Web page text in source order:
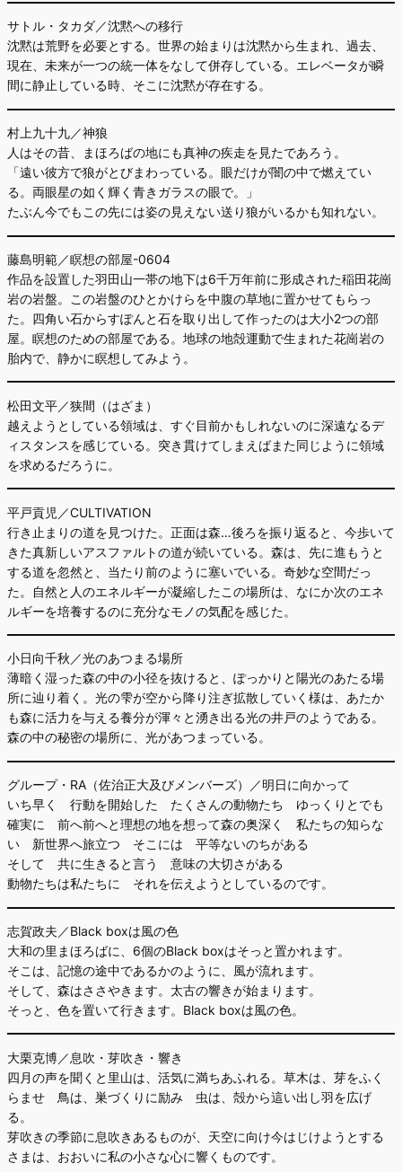
サトル・タカダ／沈黙への移行
沈黙は荒野を必要とする。世界の始まりは沈黙から生まれ、過去、
現在、未来が一つの統一体をなして併存している。エレベータが瞬
間に静止している時、そこに沈黙が存在する。
村上九十九／神狼
人はその昔、まほろばの地にも真神の疾走を見たであろう。
「遠い彼方で狼がとびまわっている。眼だけが闇の中で燃えてい
る。両眼星の如く輝く青きガラスの眼で。」
たぶん今でもこの先には姿の見えない送り狼がいるかも知れない。
藤島明範／瞑想の部屋-0604
作品を設置した羽田山一帯の地下は6千万年前に形成された稲田花崗
岩の岩盤。この岩盤のひとかけらを中腹の草地に置かせてもらっ
た。四角い石からすぽんと石を取り出して作ったのは大小2つの部
屋。瞑想のための部屋である。地球の地殻運動で生まれた花崗岩の
胎内で、静かに瞑想してみよう。
松田文平／狭間（はざま）
越えようとしている領域は、すぐ目前かもしれないのに深遠なるデ
ィスタンスを感じている。突き貫けてしまえばまた同じように領域
を求めるだろうに。
平戸貢児／CULTIVATION
行き止まりの道を見つけた。正面は森…後ろを振り返ると、今歩いて
きた真新しいアスファルトの道が続いている。森は、先に進もうと
する道を忽然と、当たり前のように塞いでいる。奇妙な空間だっ
た。自然と人のエネルギーが凝縮したこの場所は、なにか次のエネ
ルギーを培養するのに充分なモノの気配を感じた。
小日向千秋／光のあつまる場所
薄暗く湿った森の中の小径を抜けると、ぽっかりと陽光のあたる場
所に辿り着く。光の雫が空から降り注ぎ拡散していく様は、あたか
も森に活力を与える養分が渾々と湧き出る光の井戸のようである。
森の中の秘密の場所に、光があつまっている。
グループ・RA（佐治正大及びメンバーズ）／明日に向かって
いち早く 行動を開始した たくさんの動物たち ゆっくりとでも
確実に 前へ前へと理想の地を想って森の奥深く 私たちの知らな
い 新世界へ旅立つ そこには 平等ないのちがある
そして 共に生きると言う 意味の大切さがある
動物たちは私たちに それを伝えようとしているのです。
志賀政夫／Black boxは風の色
大和の里まほろばに、6個のBlack boxはそっと置かれます。
そこは、記憶の途中であるかのように、風が流れます。
そして、森はささやきます。太古の響きが始まります。
そっと、色を置いて行きます。Black boxは風の色。
大栗克博／息吹・芽吹き・響き
四月の声を聞くと里山は、活気に満ちあふれる。草木は、芽をふく
らませ 鳥は、巣づくりに励み 虫は、殻から這い出し羽を広げ
る。
芽吹きの季節に息吹きあるものが、天空に向け今はじけようとする
さまは、おおいに私の小さな心に響くものです。